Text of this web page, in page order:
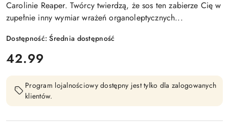
Carolinie Reaper. Twórcy twierdzą, że sos ten zabierze Cię w
zupełnie inny wymiar wrażeń organoleptycznych...
Dostępność:Średnia dostępność
cena:
42.99
Program lojalnościowy dostępny jest tylko dla zalogowanych
klientów.